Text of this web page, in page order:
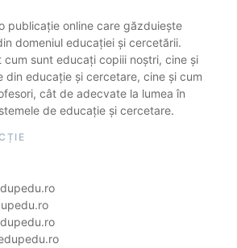
publicație online care găzduiește
domeniul educației și cercetării.
cum sunt educați copiii noștri, cine și
din educație și cercetare, cine și cum
cât de adecvate la lumea în
de educație și cercetare.